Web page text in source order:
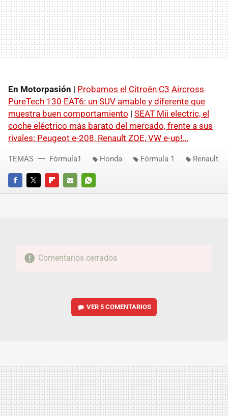
En Motorpasión | Probamos el Citroën C3 Aircross
PureTech 130 EAT6: un SUV amable y diferente que
muestra buen comportamiento | SEAT Mii electric, el
coche eléctrico más barato del mercado, frente a sus
rivales: Peugeot e-208, Renault ZOE, VW e-up!...
FACEBOOKTWITTERFLIPBOARD
E-
WHATSAPP
TEMAS Fórmula1 Honda Fórmula 1 Renault
Comentarios cerrados
VER5 COMENTARIOS